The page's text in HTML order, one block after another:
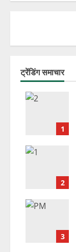
ट्रेंडिंग समाचार
1
2
3